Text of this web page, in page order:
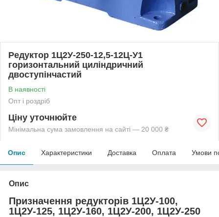
Редуктор 1Ц2У-250-12,5-12Ц-У1
горизонтальний циліндричний
двоступінчастий
В наявності
Опт і роздріб
Ціну уточнюйте
Мінімальна сума замовлення на сайті — 20 000 ₴
Опис Характеристики Доставка Оплата Умови
Опис
Призначення редукторів 1Ц2У-100,
1Ц2У-125, 1Ц2У-160, 1Ц2У-200, 1Ц2У-250